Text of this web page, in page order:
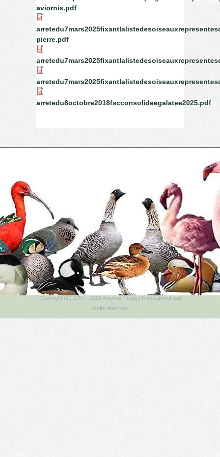
aviornis.pdf
pierre.pdf
arretedu8octobre2018fscconsolideegalatee2025.pdf
Copyright (C) 1997 - 2026 Aviornis France International tout
droits réservés